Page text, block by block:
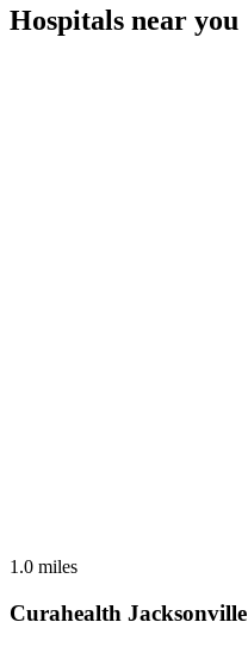
Hospitals near you
1.0 miles
Curahealth Jacksonville